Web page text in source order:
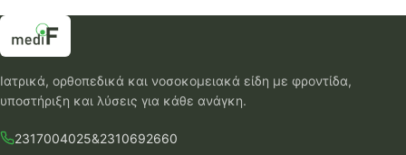
Ιατρικά, ορθοπεδικά και νοσοκομειακά είδη με φροντίδα,
υποστήριξη και λύσεις για κάθε ανάγκη.
2317004025&2310692660